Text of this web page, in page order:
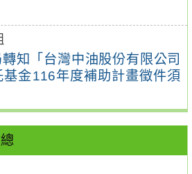
知「台灣中油股份有限公司
金116年度補助計畫徵件須